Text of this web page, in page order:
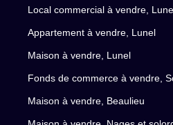
Local commercial à vendre,
Appartement à vendre, Lunel
Maison à vendre, Lunel
Fonds de commerce à vendre,
Maison à vendre, Beaulieu